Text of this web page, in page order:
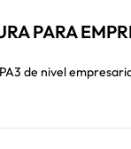
PARA
de nivel